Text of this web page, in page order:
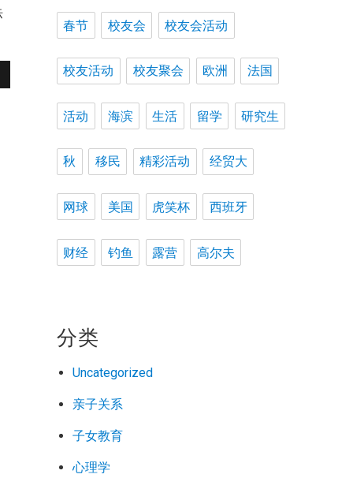
春节 校友会 校友会活动
校友活动 校友聚会 欧洲 法国
活动 海滨 生活 留学 研究生
秋 移民 精彩活动 经贸大
网球 美国 虎笑杯 西班牙
财经 钓鱼 露营 高尔夫
分类
Uncategorized
亲子关系
子女教育
心理学